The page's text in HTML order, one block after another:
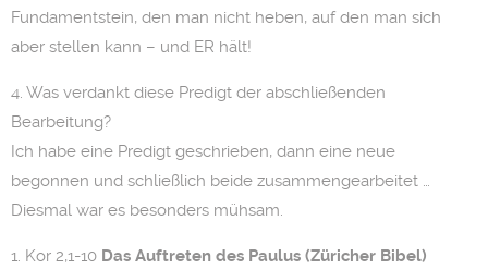
Fundamentstein, den man nicht heben, auf den man sich
aber stellen kann – und ER hält!
4. Was verdankt diese Predigt der abschließenden
Bearbeitung?
Ich habe eine Predigt geschrieben, dann eine neue
begonnen und schließlich beide zusammengearbeitet …
Diesmal war es besonders mühsam.
1. Kor 2,1-10 Das Auftreten des Paulus (Züricher Bibel)